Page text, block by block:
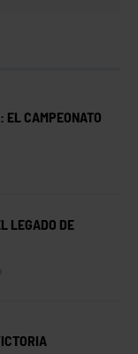
EL CAMPEONATO
LEGADO DE